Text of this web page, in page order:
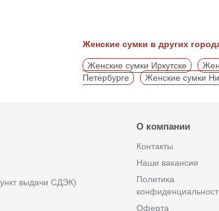
Женские сумки в других
Женские сумки Иркутске
Петербурге
Женские сумки
выдачи СДЭК)
О компании
Контакты
Наши вакансии
Политика
Оферта